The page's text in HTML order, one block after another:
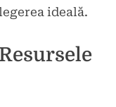
ideală.